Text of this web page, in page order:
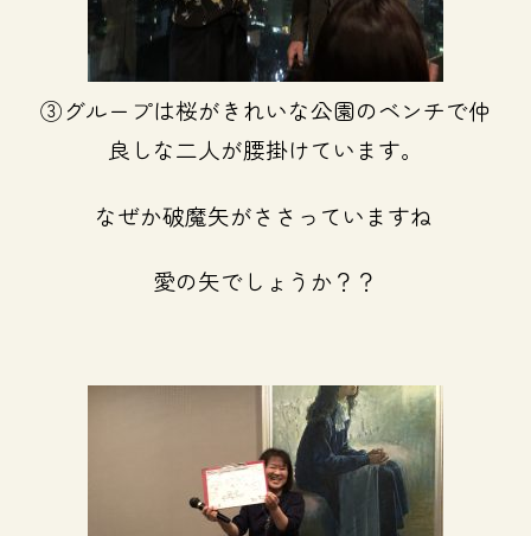
③グループは桜がきれいな公園のベンチで仲
良しな二人が腰掛けています。
なぜか破魔矢がささっていますね
愛の矢でしょうか？？